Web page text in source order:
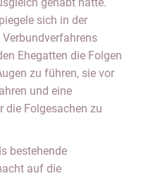
sich in der
Ehegatten die Folgen
zu führen, sie vor
und eine
die Folgesachen zu
bestehende
auf die